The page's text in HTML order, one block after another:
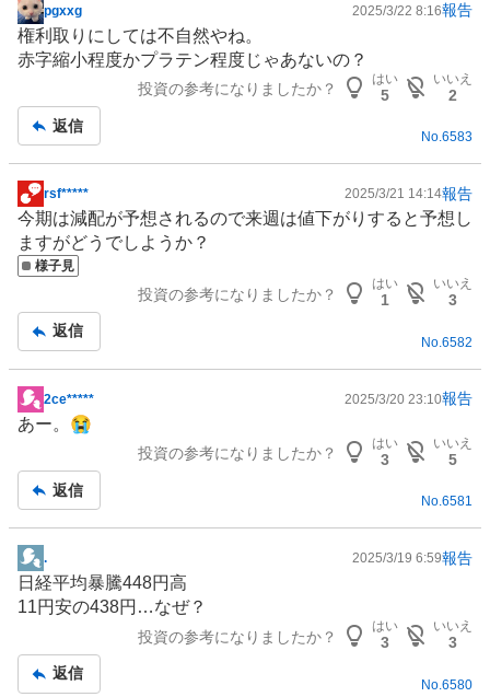
掲
示
板
pgxxg 2025/3/22 8:16報告
権利取りにしては不自然やね。
赤字縮小程度かプラテン程度じゃあないの？
投資の参考になりましたか？
はい
5
いいえ
2
返信
No.6583
掲
示
板
記
rsf***** 2025/3/21 14:14報告
今期は減配が予想されるので来週は値下がりすると予想し
ますがどうでしようか？
様子見
投資の参考になりましたか？
はい
1
いいえ
3
返信
No. 6582
掲
示
事
2ce***** 2025/3/20 23:10報告
あー。😭
投資の参考になりましたか？
はい
3
いいえ
5
返信
No.6581
掲
示
板
. 2025/3/19 6:59報告
日経平均暴騰448円高
11円安の438円…なぜ？
投資の参考になりましたか？
はい
3
いいえ
3
返信
No. 6580